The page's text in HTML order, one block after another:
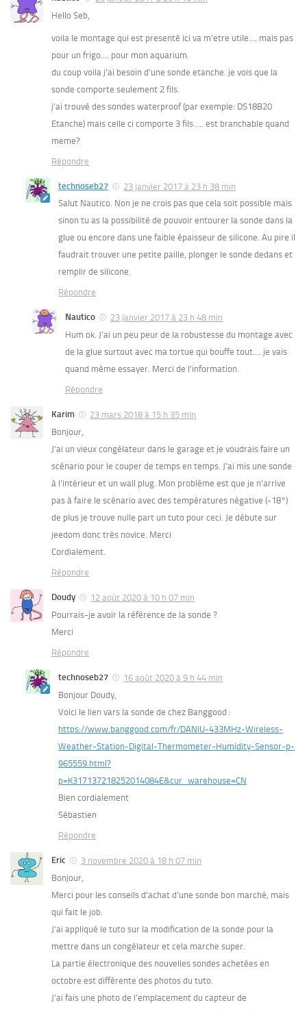
Hello Seb,
voila le montage qui est presenté ici va m’etre utile…. mais pas
pour un frigo…. pour mon aquarium.
du coup voila j’ai besoin d’une sonde etanche. je vois que la
sonde comporte seulement 2 fils.
j’ai trouvé des sondes waterproof (par exemple: DS18B20
Etanche) mais celle ci comporte 3 fils….. est branchable quand
meme?
Répondre
technoseb27
23 janvier 2017 à 23 h 38 min
Salut Nautico. Non je ne crois pas que cela soit possible mais
sinon tu as la possibilité de pouvoir entourer la sonde dans la
glue ou encore dans une faible épaisseur de silicone. Au pire il
faudrait trouver une petite paille, plonger le sonde dedans et
remplir de silicone.
Répondre
Nautico
23 janvier 2017 à 23 h 48 min
Hum ok. J’ai un peu peur de la robustesse du montage avec
de la glue surtout avec ma tortue qui bouffe tout…. je vais
quand même essayer. Merci de l’information.
Répondre
Karim
23 mars 2018 à 15 h 35 min
Bonjour,
J’ai un vieux congélateur dans le garage et je voudrais faire un
scénario pour le couper de temps en temps. J’ai mis une sonde
à l’intérieur et un wall plug. Mon problème est que je n’arrive
pas à faire le scénario avec des températures négative (-18°)
de plus je trouve nulle part un tuto pour ceci. Je débute sur
jeedom donc très novice. Merci
Cordialement.
Répondre
Doudy
12 août 2020 à 10 h 07 min
Pourrais-je avoir la référence de la sonde ?
Merci
Répondre
technoseb27
16 août 2020 à 9 h 44 min
Bonjour Doudy,
Voici le lien vars la sonde de chez Banggood :
https://www.banggood.com/fr/DANIU-433MHz-Wireless-
Weather-Station-Digital-Thermometer-Humidity-Sensor-p-
965559.html?
p=K317137218252014084E&cur_warehouse=CN
Bien cordialement
Sébastien
Répondre
Eric
3 novembre 2020 à 18 h 07 min
Bonjour,
Merci pour les conseils d’achat d’une sonde bon marché, mais
qui fait le job.
J’ai appliqué le tuto sur la modification de la sonde pour la
mettre dans un congélateur et cela marche super.
La partie électronique des nouvelles sondes achetées en
octobre est différente des photos du tuto.
J’ai fais une photo de l’emplacement du capteur de